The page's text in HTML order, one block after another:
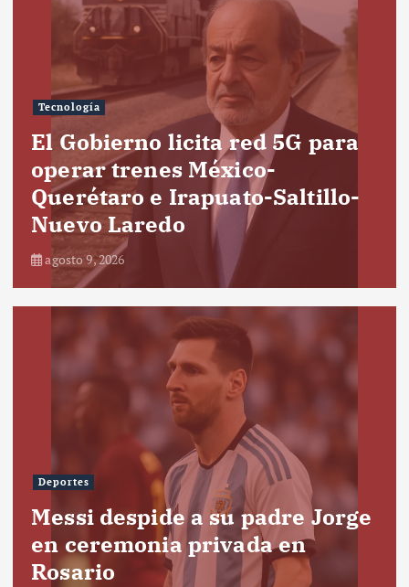
Tecnología
El Gobierno licita red 5G para
operar trenes México-
Querétaro e Irapuato-Saltillo-
Nuevo Laredo
agosto 9, 2026
Deportes
Messi despide a su padre Jorge
en ceremonia privada en
Rosario